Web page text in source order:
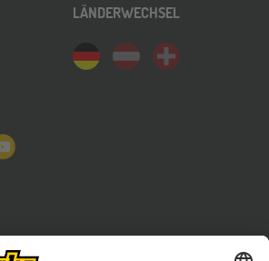
LÄNDERWECHSEL